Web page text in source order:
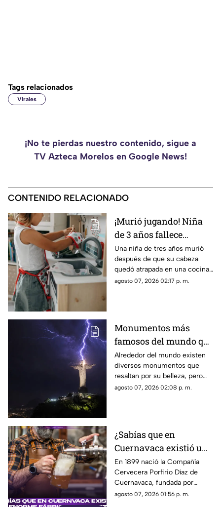
Tags relacionados
Virales
¡No te pierdas nuestro contenido, sigue a
TV Azteca Morelos en Google News!
CONTENIDO RELACIONADO
¡Murió jugando! Niña
de 3 años fallece
después de quedar
atrapada en una cocina
de juguete
Una niña de tres años murió
después de que su cabeza
quedó atrapada en una cocina
de juguete. La menor de edad
agosto 07, 2026 02:17 p. m.
Monumentos más
famosos del mundo que
también funcionan
como pararrayos, ¿por
qué ocurre esto?
Alrededor del mundo existen
diversos monumentos que
resaltan por su belleza, pero
algunos de ellos pueden llegar
agosto 07, 2026 02:08 p. m.
¿Sabías que en
Cuernavaca existió una
enorme fábrica de
cerveza hace más de
120 años?
En 1899 nació la Compañía
Cervecera Porfirio Díaz de
Cuernavaca, fundada por
empresarios alemanes y
agosto 07, 2026 01:56 p. m.